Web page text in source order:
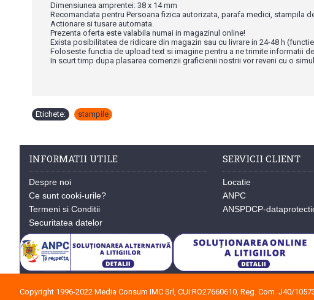
Dimensiunea amprentei: 38 x 14 mm
Recomandata pentru Persoana fizica autorizata, parafa medici, stampila
Actionare si tusare automata.
Prezenta oferta este valabila numai in magazinul online!
Exista posibilitatea de ridicare din magazin sau cu livrare in 24-48 h
Foloseste functia de upload text si imagine pentru a ne trimite informatii
In scurt timp dupa plasarea comenzii graficienii nostrii vor reveni cu o
Etichete: stampile
INFORMATII UTILE
Despre noi
Ce sunt cooki-urile?
Termeni si Conditii
Securitatea datelor
SERVICII CLIENT
Locatie
ANPC
ANSPDCP-
Copyright 1996-2022 Media Consum IMC Srl, CUI:RO27660610, Reg. Com. J40/